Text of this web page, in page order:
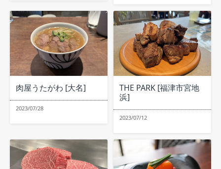
肉屋うたがわ [大名]
2023/07/28
THE PARK [福津市宮地
浜]
2023/07/12